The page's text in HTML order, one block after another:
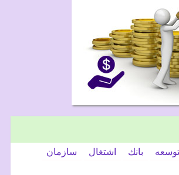
توسعه بانك اشتغال
سازمان